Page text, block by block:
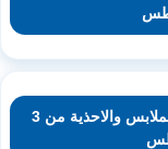
عروض مركز الجودة والتوفير للملابس والاحذية من 3